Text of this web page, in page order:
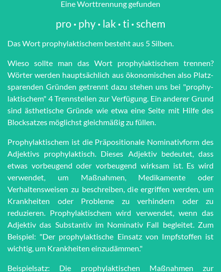
Eine Worttrennung gefunden
pro · phy · lak · ti · schem
Das Wort pro­phy­lak­ti­schem besteht aus 5 Silben.
Wieso sollte man das Wort pro­phy­lak­ti­schem trennen?
Wörter werden haupt­sächlich aus öko­no­mi­schen also Platz­
spar­en­den Grün­den getrennt dazu stehen uns bei "pro­phy­
lak­ti­schem" 4 Trenn­stel­len zur Ver­fü­gung. Ein anderer Grund
sind äs­the­tische Grün­de wie et­wa eine Seite mit Hilfe des
Block­satzes möglichst gleich­mä­ßig zu füllen.
Prophylaktischem ist die Präpositionale Nominativform des
Adjektivs prophylaktisch. Dieses Adjektiv bedeutet, dass
etwas vorbeugend oder vorbeugend wirksam ist. Es wird
verwendet, um Maßnahmen, Medikamente oder
Verhaltensweisen zu beschreiben, die ergriffen werden, um
Krankheiten oder Probleme zu verhindern oder zu
reduzieren. Prophylaktischem wird verwendet, wenn das
Adjektiv das Substantiv im Nominativ Fall begleitet. Zum
Beispiel: "Der prophylaktische Einsatz von Impfstoffen ist
wichtig, um Krankheiten einzudämmen."
Beispielsatz: Die prophylaktischen Maßnahmen zur